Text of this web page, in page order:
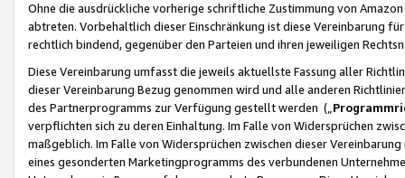
Ohne die ausdrückliche vorherige schriftliche Zustimmung von
abtreten. Vorbehaltlich dieser Einschränkung ist diese Vereinbarung
rechtlich bindend, gegenüber den Parteien und ihren jeweiligen
Diese Vereinbarung umfasst die jeweils aktuellste Fassung aller
dieser Vereinbarung Bezug genommen wird und alle anderen
des Partnerprogramms zur Verfügung gestellt werden („
verpflichten sich zu deren Einhaltung. Im Falle von Widersprüchen
maßgeblich. Im Falle von Widersprüchen zwischen dieser
eines gesonderten Marketingprogramms des verbundenen